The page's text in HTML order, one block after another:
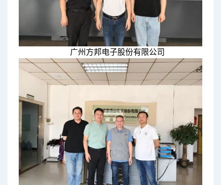
广州方邦电子股份有限公司